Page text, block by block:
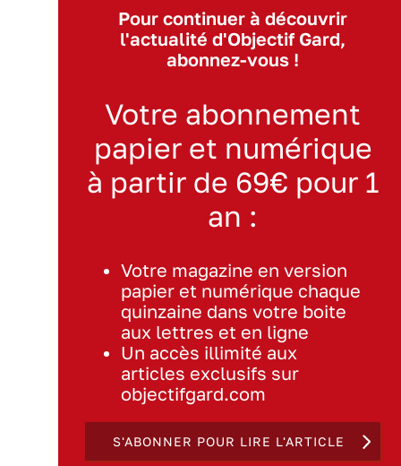
Pour continuer à découvrir
l'actualité d'Objectif Gard,
abonnez-vous !
Votre abonnement
papier et numérique
à partir de 69€ pour 1
an :
Votre magazine en version
papier et numérique chaque
quinzaine dans votre boite
aux lettres et en ligne
Un accès illimité aux
articles exclusifs sur
objectifgard.com
S'ABONNER POUR LIRE L'ARTICLE